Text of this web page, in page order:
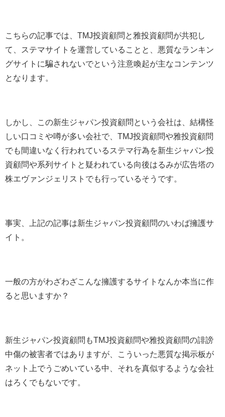
こちらの記事では、TMJ投資顧問と雅投資顧問が共犯し
て、ステマサイトを運営していることと、悪質なランキン
グサイトに騙されないでという注意喚起が主なコンテンツ
となります。
しかし、この新生ジャパン投資顧問という会社は、結構怪
しい口コミや噂が多い会社で、TMJ投資顧問や雅投資顧問
でも間違いなく行われているステマ行為を新生ジャパン投
資顧問や系列サイトと疑われている向後はるみが広告塔の
株エヴァンジェリストでも行っているそうです。
事実、上記の記事は新生ジャパン投資顧問のいわば擁護サ
イト。
一般の方がわざわざこんな擁護するサイトなんか本当に作
ると思いますか？
新生ジャパン投資顧問もTMJ投資顧問や雅投資顧問の誹謗
中傷の被害者ではありますが、こういった悪質な掲示板が
ネット上でうごめいている中、それを真似するような会社
はろくでもないです。